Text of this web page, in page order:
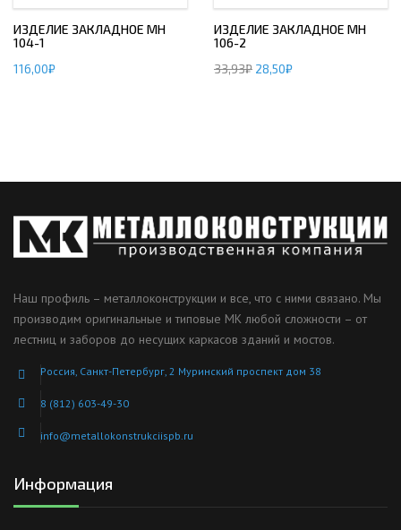
ИЗДЕЛИЕ ЗАКЛАДНОЕ МН
104-1
116,00₽
ИЗДЕЛИЕ ЗАКЛАДНОЕ МН
106-2
33,93₽ 28,50₽
Наш профиль – металлоконструкции и все, что с ними связано. Мы
производим оригинальные и типовые МК любой сложности – от
лестниц и заборов до несущих каркасов зданий и мостов.
Россия, Санкт-Петербург, 2 Муринский проспект дом 38
8 (812) 603-49-30
info@metallokonstrukciispb.ru
Информация